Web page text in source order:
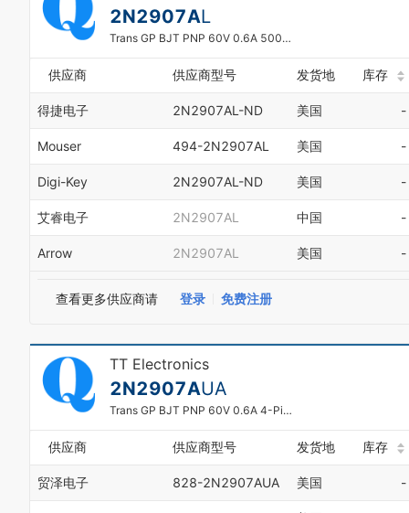
2N2907AL
Trans GP BJT PNP 60V 0.6A 500mW 3-Pin TO-18 Bag
供应商 供应商型号 发货地 库存
得捷电子 2N2907AL-ND 美国 -
Mouser 494-2N2907AL 美国 -
Digi-Key 2N2907AL-ND 美国 -
艾睿电子 2N2907AL 中国 -
Arrow 2N2907AL 美国 -
查看更多供应商请 登录 免费注册
TT Electronics
2N2907AUA
Trans GP BJT PNP 60V 0.6A 4-Pin CSMD
供应商 供应商型号 发货地 库存
贸泽电子 828-2N2907AUA 美国 -